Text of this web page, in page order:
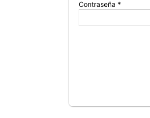
Contraseña *